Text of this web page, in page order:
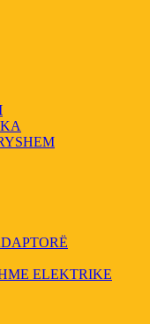
ELEKTRIKE